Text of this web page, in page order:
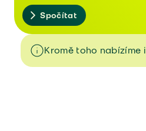
Spočítat
Kromě toho nabízíme i